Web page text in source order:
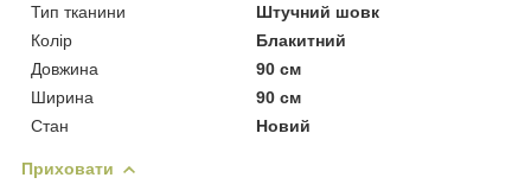
Тип тканини
Штучний шовк
Колір
Блакитний
Довжина
90 см
Ширина
90 см
Стан
Новий
Приховати